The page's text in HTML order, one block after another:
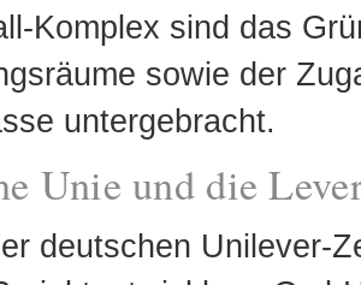
Komplex sind das
sowie der
untergebracht.
Unie und die
deutschen Unilever-